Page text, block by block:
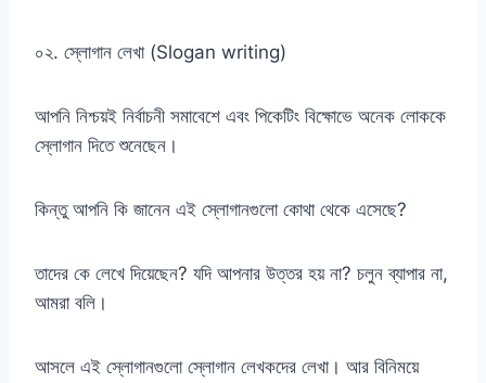
০২. স্লোগান লেখা (Slogan writing)
আপনি নিশ্চয়ই নির্বাচনী সমাবেশে এবং পিকেটিং বিক্ষোভে অনেক লোককে
স্লোগান দিতে শুনেছেন।
কিন্তু আপনি কি জানেন এই স্লোগানগুলো কোথা থেকে এসেছে?
তাদের কে লেখে দিয়েছেন? যদি আপনার উত্তর হয় না? চলুন ব্যাপার না,
আমরা বলি।
আসলে এই স্লোগানগুলো স্লোগান লেখকদের লেখা। আর বিনিময়ে